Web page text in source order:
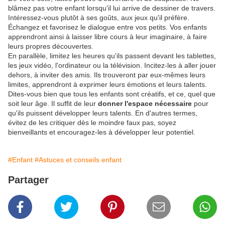
blâmez pas votre enfant lorsqu'il lui arrive de dessiner de travers.
Intéressez-vous plutôt à ses goûts, aux jeux qu'il préfère.
Échangez et favorisez le dialogue entre vos petits. Vos enfants
apprendront ainsi à laisser libre cours à leur imaginaire, à faire
leurs propres découvertes.
En parallèle, limitez les heures qu'ils passent devant les tablettes,
les jeux vidéo, l'ordinateur ou la télévision. Incitez-les à aller jouer
dehors, à inviter des amis. Ils trouveront par eux-mêmes leurs
limites, apprendront à exprimer leurs émotions et leurs talents.
Dites-vous bien que tous les enfants sont créatifs, et ce, quel que
soit leur âge. Il suffit de leur donner l'espace nécessaire pour
qu'ils puissent développer leurs talents. En d'autres termes,
évitez de les critiquer dès le moindre faux pas, soyez
bienveillants et encouragez-les à développer leur potentiel.
#Enfant #Astuces et conseils enfant
Partager